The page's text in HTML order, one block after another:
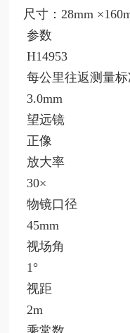
尺寸：28mm
参数
H14953
每公里往返测量
3.0mm
望远镜
正像
放大率
30×
物镜口径
45mm
视场角
1°
视距
2m